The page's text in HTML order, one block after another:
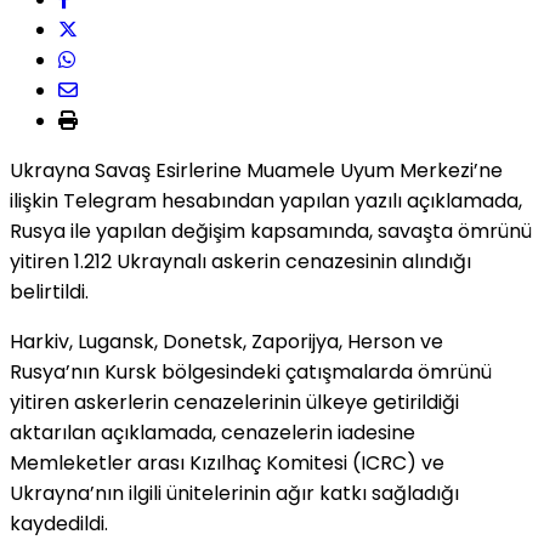
Ukrayna Savaş Esirlerine Muamele Uyum Merkezi’ne
ilişkin Telegram hesabından yapılan yazılı açıklamada,
Rusya ile yapılan değişim kapsamında, savaşta ömrünü
yitiren 1.212 Ukraynalı askerin cenazesinin alındığı
belirtildi.
Harkiv, Lugansk, Donetsk, Zaporijya, Herson ve
Rusya’nın Kursk bölgesindeki çatışmalarda ömrünü
yitiren askerlerin cenazelerinin ülkeye getirildiği
aktarılan açıklamada, cenazelerin iadesine
Memleketler arası Kızılhaç Komitesi (ICRC) ve
Ukrayna’nın ilgili ünitelerinin ağır katkı sağladığı
kaydedildi.